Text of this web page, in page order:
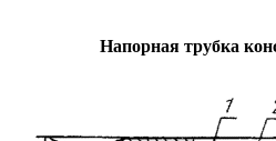
Напорная трубка